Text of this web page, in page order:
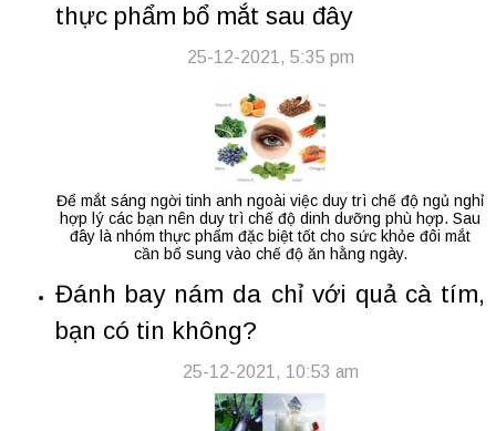
thực phẩm bổ mắt sau đây
25-12-2021, 5:35 pm
Để mắt sáng ngời tinh anh ngoài việc duy trì chế độ ngủ nghỉ
hợp lý các bạn nên duy trì chế độ dinh dưỡng phù hợp. Sau
đây là nhóm thực phẩm đặc biệt tốt cho sức khỏe đôi mắt
cần bổ sung vào chế độ ăn hằng ngày.
Đánh bay nám da chỉ với quả cà tím,
bạn có tin không?
25-12-2021, 10:53 am